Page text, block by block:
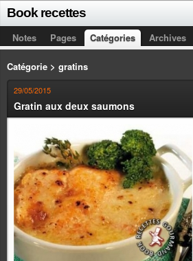
Book recettes
Notes Pages Catégories Archives
Catégorie > gratins
29/05/2015
Gratin aux deux saumons